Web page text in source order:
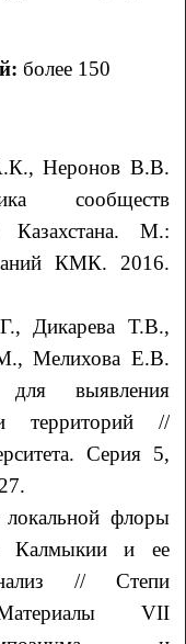
более 150
Неронов В.В.
сообществ
Казахстана. М.:
КМК. 2016.
Дикарева Т.В.,
Мелихова Е.В.
для выявления
территорий //
Серия 5,
флоры
Калмыкии и ее
анализ // Степи
VII